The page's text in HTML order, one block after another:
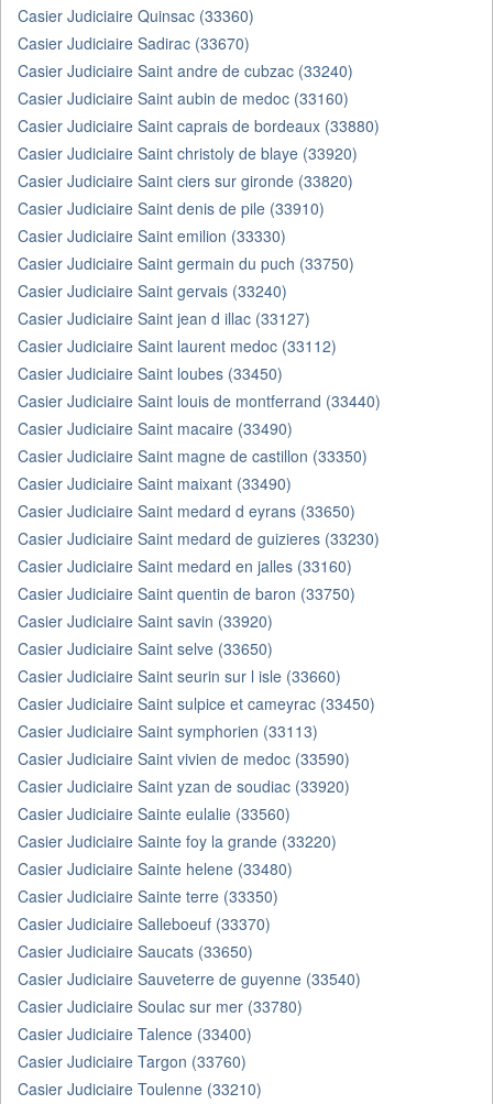
Casier Judiciaire Quinsac (33360)
Casier Judiciaire Sadirac (33670)
Casier Judiciaire Saint andre de cubzac (33240)
Casier Judiciaire Saint aubin de medoc (33160)
Casier Judiciaire Saint caprais de bordeaux (33880)
Casier Judiciaire Saint christoly de blaye (33920)
Casier Judiciaire Saint ciers sur gironde (33820)
Casier Judiciaire Saint denis de pile (33910)
Casier Judiciaire Saint emilion (33330)
Casier Judiciaire Saint germain du puch (33750)
Casier Judiciaire Saint gervais (33240)
Casier Judiciaire Saint jean d illac (33127)
Casier Judiciaire Saint laurent medoc (33112)
Casier Judiciaire Saint loubes (33450)
Casier Judiciaire Saint louis de montferrand (33440)
Casier Judiciaire Saint macaire (33490)
Casier Judiciaire Saint magne de castillon (33350)
Casier Judiciaire Saint maixant (33490)
Casier Judiciaire Saint medard d eyrans (33650)
Casier Judiciaire Saint medard de guizieres (33230)
Casier Judiciaire Saint medard en jalles (33160)
Casier Judiciaire Saint quentin de baron (33750)
Casier Judiciaire Saint savin (33920)
Casier Judiciaire Saint selve (33650)
Casier Judiciaire Saint seurin sur l isle (33660)
Casier Judiciaire Saint sulpice et cameyrac (33450)
Casier Judiciaire Saint symphorien (33113)
Casier Judiciaire Saint vivien de medoc (33590)
Casier Judiciaire Saint yzan de soudiac (33920)
Casier Judiciaire Sainte eulalie (33560)
Casier Judiciaire Sainte foy la grande (33220)
Casier Judiciaire Sainte helene (33480)
Casier Judiciaire Sainte terre (33350)
Casier Judiciaire Salleboeuf (33370)
Casier Judiciaire Saucats (33650)
Casier Judiciaire Sauveterre de guyenne (33540)
Casier Judiciaire Soulac sur mer (33780)
Casier Judiciaire Talence (33400)
Casier Judiciaire Targon (33760)
Casier Judiciaire Toulenne (33210)